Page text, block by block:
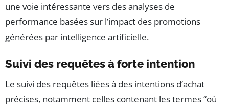
une voie intéressante vers des analyses de
performance basées sur l’impact des promotions
générées par intelligence artificielle.
Suivi des requêtes à forte intention
Le suivi des requêtes liées à des intentions d’achat
précises, notamment celles contenant les termes “où